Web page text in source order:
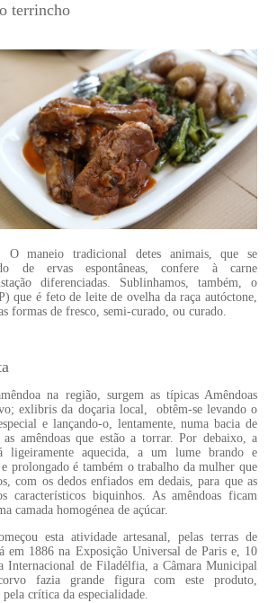
terrincho
O maneio tradicional detes animais, que se
de ervas espontâneas, confere à carne
diferenciadas. Sublinhamos, também, o
que é feto de leite de ovelha da raça autóctone,
formas de fresco, semi-curado, ou curado.
na região, surgem as típicas Amêndoas
exlibris da doçaria local, obtêm-se levando o
e lançando-o, lentamente, numa bacia de
amêndoas que estão a torrar. Por debaixo, a
ligeiramente aquecida, a um lume brando e
e prolongado é também o trabalho da mulher que
com os dedos enfiados em dedais, para que as
característicos biquinhos. As amêndoas ficam
camada homogénea de açúcar.
esta atividade artesanal, pelas terras de
em 1886 na Exposição Universal de Paris e, 10
Internacional de Filadélfia, a Câmara Municipal
fazia grande figura com este produto,
crítica da especialidade.